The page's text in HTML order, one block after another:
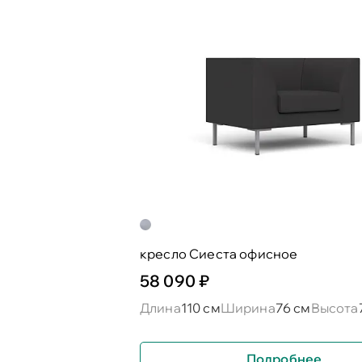
кресло Сиеста офисное
58 090 ₽
Длина110 смШирина76 смВысота
Подробнее